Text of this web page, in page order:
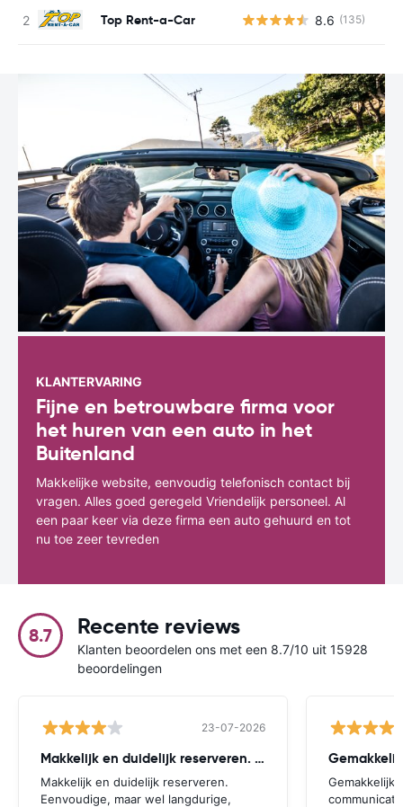
Top Rent-a-Car 8.6 (135)
KLANTERVARING
Fijne en betrouwbare firma voor
het huren van een auto in het
Buitenland
Makkelijke website, eenvoudig telefonisch contact bij
vragen. Alles goed geregeld Vriendelijk personeel. Al
een paar keer via deze firma een auto gehuurd en tot
nu toe zeer tevreden
8.7 Recente reviews
Klanten beoordelen ons met een 8.7/10 uit 15928
beoordelingen
23-07-2026
Makkelijk en duidelijk reserveren. Eenvoudige
Makkelijk en duidelijk reserveren.
Eenvoudige, maar wel langdurige,